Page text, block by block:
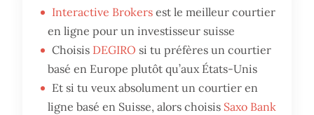
Interactive Brokers est le meilleur courtier
en ligne pour un investisseur suisse
Choisis DEGIRO si tu préfères un courtier
basé en Europe plutôt qu’aux États-Unis
Et si tu veux absolument un courtier en
ligne basé en Suisse, alors choisis Saxo Bank